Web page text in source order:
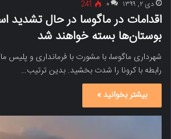
دی ۲, ۱۳۹۹ ۰ 241
اقدامات در ماگوسا در حال تشدید
بوستان‌ها بسته خواهند شد
شهرداری ماگوسا، با مشورت با فرمانداری و پلیس
رابطه با کرونا را شدت بخشید. بدین ترتیب…
بیشتر بخوانید »